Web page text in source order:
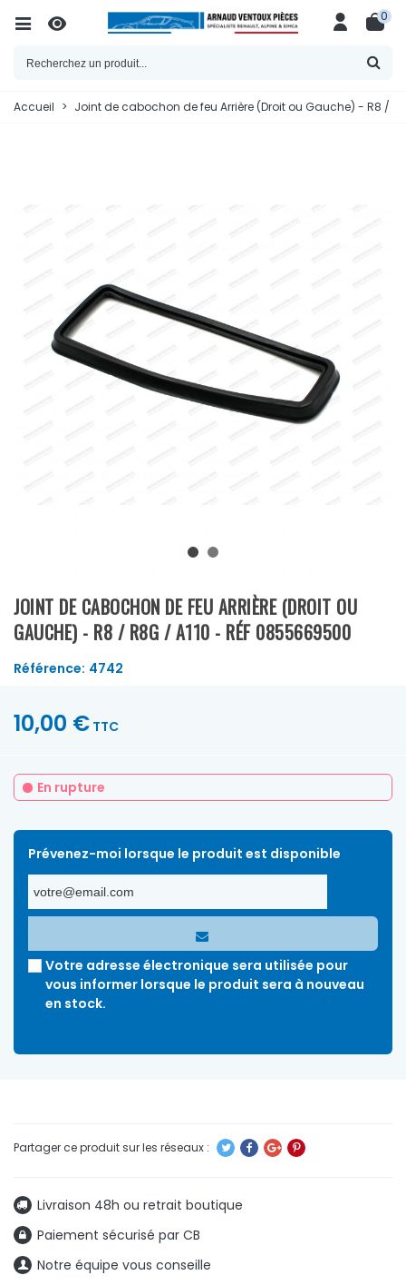
0
Accueil > Joint de cabochon de feu Arrière (Droit ou Gauche) - R8 /
JOINT DE CABOCHON DE FEU ARRIÈRE (DROIT OU
GAUCHE) - R8 / R8G / A110 - RÉF 0855669500
Référence: 4742
Livraison 48h ou retrait boutique
Paiement sécurisé par CB
Notre équipe vous conseille
10,00 € TTC
En rupture
Prévenez-moi lorsque le produit est disponible
Votre adresse électronique sera utilisée pour
vous informer lorsque le produit sera à nouveau
en stock.